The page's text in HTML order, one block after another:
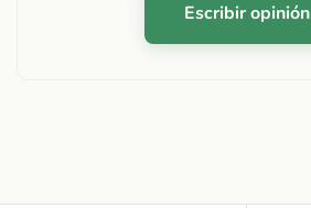
Escribir opinión